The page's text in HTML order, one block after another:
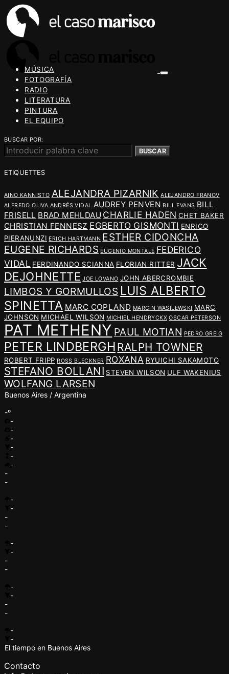
MÚSICA
FOTOGRAFÍA
RADIO
LITERATURA
PINTURA
EL EQUIPO
BUSCAR POR:
BUSCAR
ETIQUETTES
AINO KANNISTO ALEJANDRA PIZARNIK ALEJANDRO FRANOV
ALFREDO OLIVA ANDRÉS VIDAL AUDREY PENVEN BILL EVANS BILL
FRISELL BRAD MEHLDAU CHARLIE HADEN CHET BAKER
CHRISTIAN FENNESZ EGBERTO GISMONTI ENRICO
PIERANUNZI ERICH HARTMANN ESTHER CIDONCHA
EUGENE RICHARDS EUGENIO MONTALE FEDERICO
VIDAL FERDINANDO SCIANNA FLORIAN RITTER JACK
DEJOHNETTE JOE LOVANO JOHN ABERCROMBIE
LIMBOS Y GORMULLOS LUIS ALBERTO
SPINETTA MARC COPLAND MARCIN WASILEWSKI MARC
JOHNSON MICHAEL WILSON MICHIEL HENDRYCKX OSCAR PETERSON
PAT METHENY PAUL MOTIAN PEDRO GREIG
PETER LINDBERGH RALPH TOWNER
ROBERT FRIPP ROSS BLECKNER ROXANA RYUICHI SAKAMOTO
STEFANO BOLLANI STEVEN WILSON ULF WAKENIUS
WOLFANG LARSEN
Buenos Aires / Argentina
-º
-
-
-
-
-
-
-
-
-
-
-
-
-
-
-
-
-
-
-
-
-
-
El tiempo en Buenos Aires
Contacto